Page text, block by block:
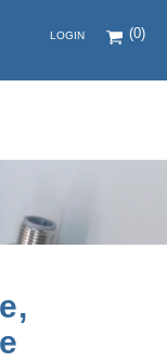
(0)
LOGIN